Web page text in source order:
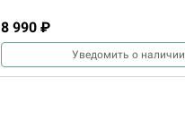
8 990 ₽
Уведомить о наличии